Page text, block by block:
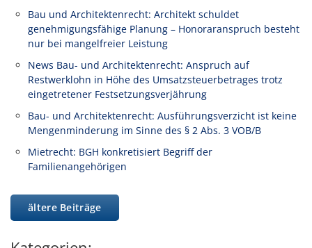
Bau und Architektenrecht: Architekt schuldet
genehmigungsfähige Planung – Honoraranspruch besteht
nur bei mangelfreier Leistung
News Bau- und Architektenrecht: Anspruch auf
Restwerklohn in Höhe des Umsatzsteuerbetrages trotz
eingetretener Festsetzungsverjährung
Bau- und Architektenrecht: Ausführungsverzicht ist keine
Mengenminderung im Sinne des § 2 Abs. 3 VOB/B
Mietrecht: BGH konkretisiert Begriff der
Familienangehörigen
ältere Beiträge